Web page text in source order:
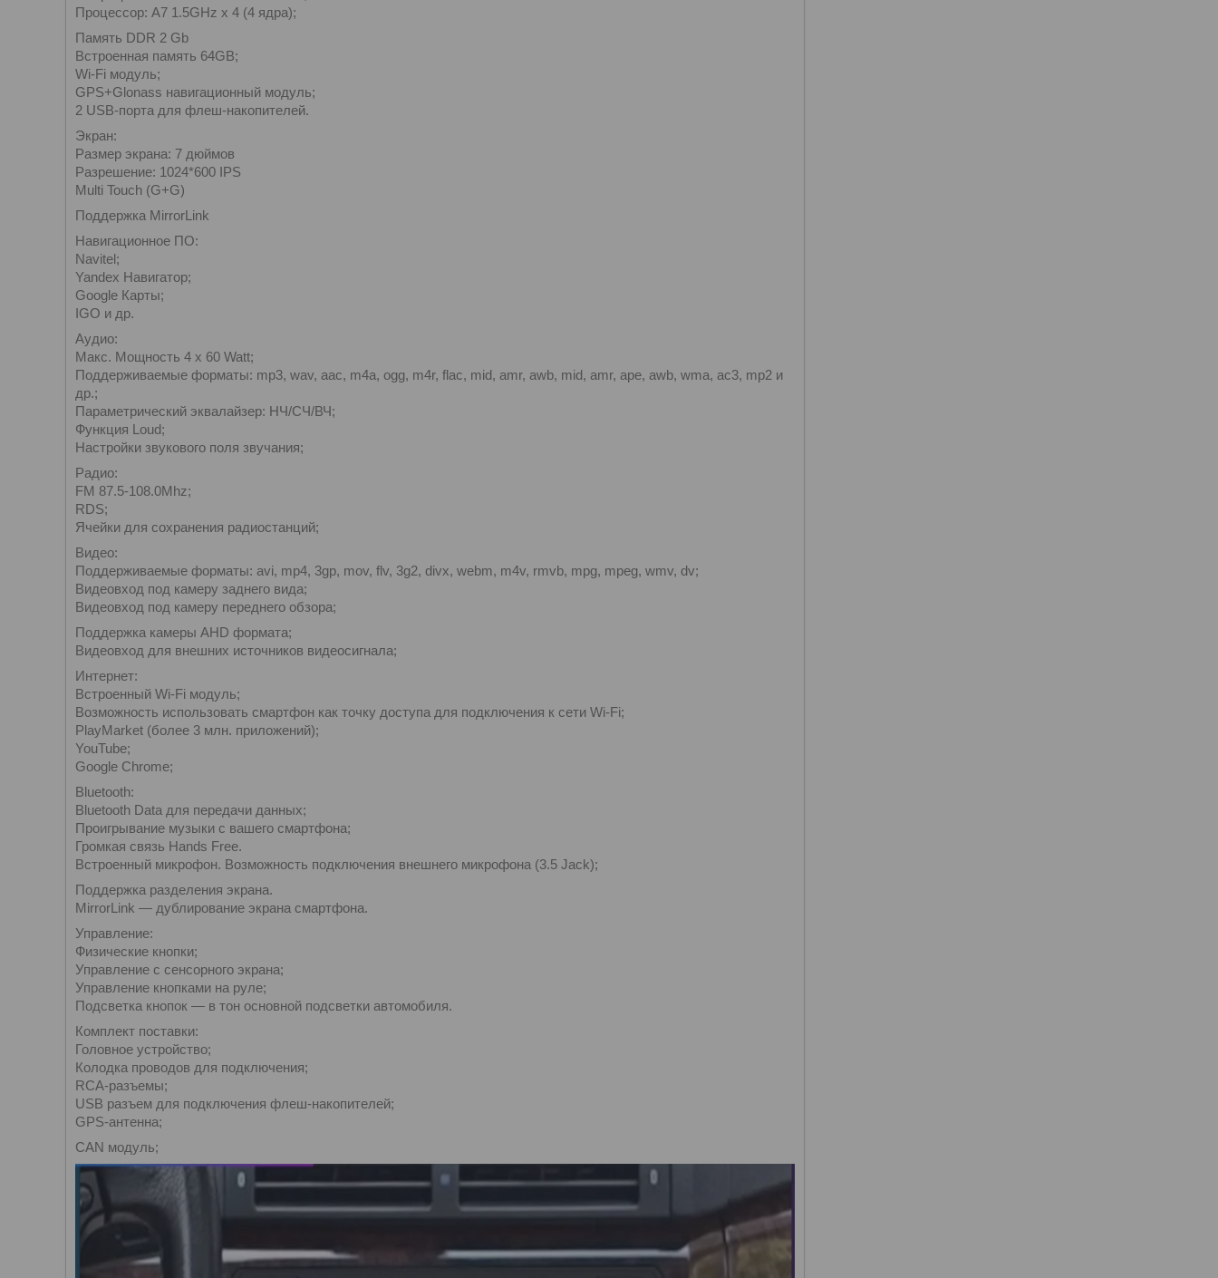
Процессор: A7 1.5GHz x 4 (4 ядра);
Память DDR 2 Gb
Встроенная память 64GB;
Wi-Fi модуль;
GPS+Glonass навигационный модуль;
2 USB-порта для флеш-накопителей.
Экран:
Размер экрана: 7 дюймов
Разрешение: 1024*600 IPS
Multi Touch (G+G)
Поддержка MirrorLink
Навигационное ПО:
Navitel;
Yandex Навигатор;
Google Карты;
IGO и др.
Аудио:
Макс. Мощность 4 x 60 Watt;
Поддерживаемые форматы: mp3, wav, aac, m4a, ogg, m4r, flac, mid, amr, awb, mid, amr, ape, awb, wma, ac3, mp2 и
др.;
Параметрический эквалайзер: НЧ/СЧ/ВЧ;
Функция Loud;
Настройки звукового поля звучания;
Радио:
FM 87.5-108.0Mhz;
RDS;
Ячейки для сохранения радиостанций;
Видео:
Поддерживаемые форматы: avi, mp4, 3gp, mov, flv, 3g2, divx, webm, m4v, rmvb, mpg, mpeg, wmv, dv;
Видеовход под камеру заднего вида;
Видеовход под камеру переднего обзора;
Поддержка камеры AHD формата;
Видеовход для внешних источников видеосигнала;
Интернет:
Встроенный Wi-Fi модуль;
Возможность использовать смартфон как точку доступа для подключения к сети Wi-Fi;
PlayMarket (более 3 млн. приложений);
YouTube;
Google Chrome;
Bluetooth:
Bluetooth Data для передачи данных;
Проигрывание музыки с вашего смартфона;
Громкая связь Hands Free.
Встроенный микрофон. Возможность подключения внешнего микрофона (3.5 Jack);
Поддержка разделения экрана.
MirrorLink — дублирование экрана смартфона.
Управление:
Физические кнопки;
Управление с сенсорного экрана;
Управление кнопками на руле;
Подсветка кнопок — в тон основной подсветки автомобиля.
Комплект поставки:
Головное устройство;
Колодка проводов для подключения;
RCA-разъемы;
USB разъем для подключения флеш-накопителей;
GPS-антенна;
CAN модуль;